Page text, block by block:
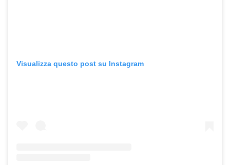
Visualizza questo post su Instagram